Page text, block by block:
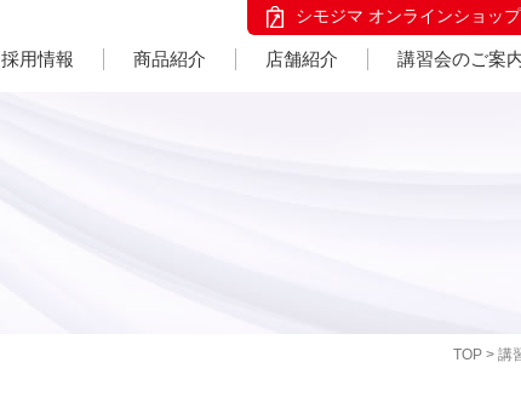
シモジマ オンラインショップ
採用情報 商品紹介 店舗紹介 講習会のご案
TOP > 講